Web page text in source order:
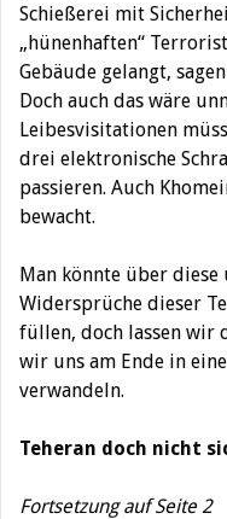
Schießerei mit
„hünenhaften“
Gebäude gelangt,
Doch auch das wäre
Leibesvisitationen
drei elektronische
passieren. Auch
bewacht.
Man könnte über diese
Widersprüche dieser
füllen, doch lassen wir
wir uns am Ende in
verwandeln.
Teheran doch nicht
Fortsetzung auf Seite 2